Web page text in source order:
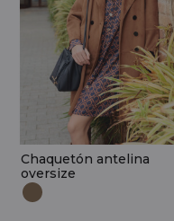
Chaquetón antelina
oversize